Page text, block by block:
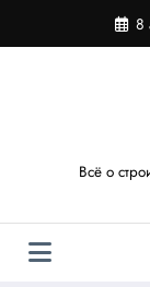
содержимому
8
Всё о